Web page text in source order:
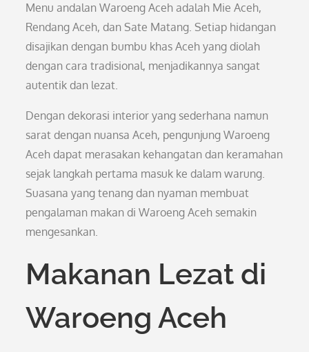
Menu andalan Waroeng Aceh adalah Mie Aceh,
Rendang Aceh, dan Sate Matang. Setiap hidangan
disajikan dengan bumbu khas Aceh yang diolah
dengan cara tradisional, menjadikannya sangat
autentik dan lezat.
Dengan dekorasi interior yang sederhana namun
sarat dengan nuansa Aceh, pengunjung Waroeng
Aceh dapat merasakan kehangatan dan keramahan
sejak langkah pertama masuk ke dalam warung.
Suasana yang tenang dan nyaman membuat
pengalaman makan di Waroeng Aceh semakin
mengesankan.
Makanan Lezat di
Waroeng Aceh